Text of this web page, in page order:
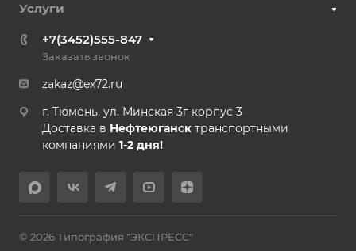
Услуги
+7(3452)555-847
Заказать звонок
zakaz@ex72.ru
г. Тюмень, ул. Минская 3г корпус 3
Доставка в Нефтеюганск транспортными
компаниями 1-2 дня!
© 2026 Типография "ЭКСПРЕСС"